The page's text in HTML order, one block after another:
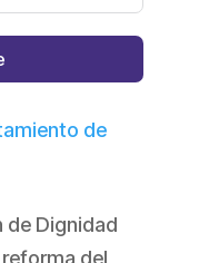
de
de Dignidad
del